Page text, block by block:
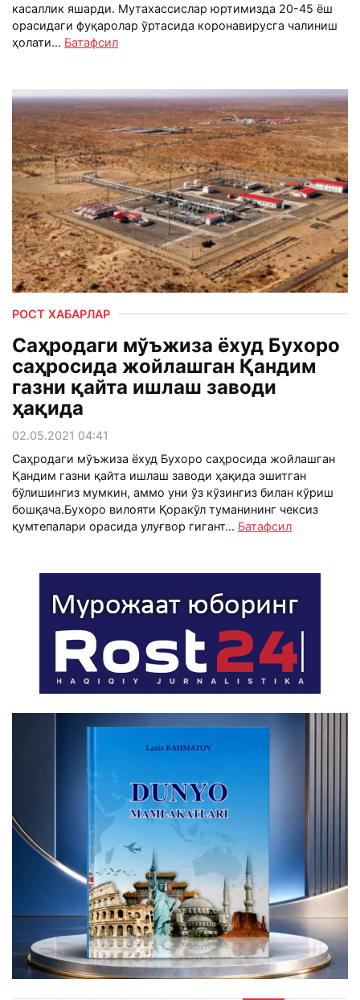
касаллик яшарди. Мутахассислар юртимизда 20-45 ёш
орасидаги фуқаролар ўртасида коронавирусга чалиниш
ҳолати... Батафсил
РОСТ ХАБАРЛАР
Саҳродаги мўъжиза ёхуд Бухоро
саҳросида жойлашган Қандим
газни қайта ишлаш заводи
ҳақида
02.05.2021 04:41
Саҳродаги мўъжиза ёхуд Бухоро саҳросида жойлашган
Қандим газни қайта ишлаш заводи ҳақида эшитган
бўлишингиз мумкин, аммо уни ўз кўзингиз билан кўриш
бошқача.Бухоро вилояти Қоракўл туманининг чексиз
қумтепалари орасида улуғвор гигант... Батафсил